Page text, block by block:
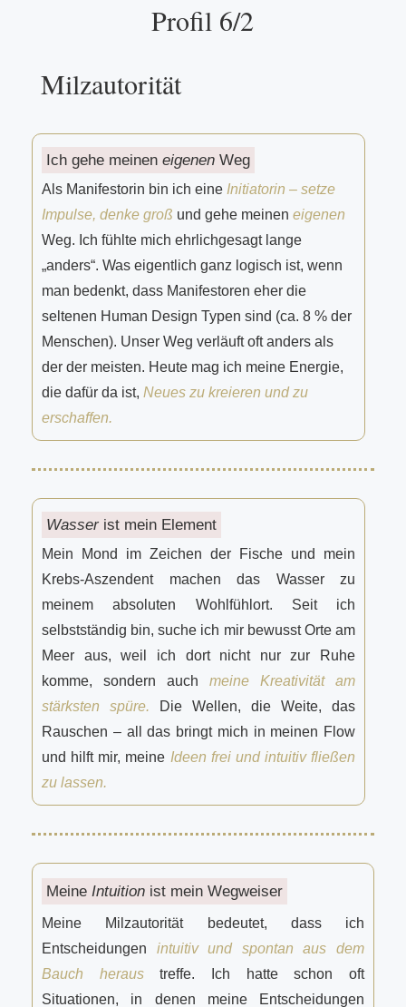
Profil 6/2
Milzautorität
Ich gehe meinen eigenen Weg
Als Manifestorin bin ich eine Initiatorin – setze
Impulse, denke groß und gehe meinen eigenen
Weg. Ich fühlte mich ehrlichgesagt lange
„anders“. Was eigentlich ganz logisch ist, wenn
man bedenkt, dass Manifestoren eher die
seltenen Human Design Typen sind (ca. 8 % der
Menschen). Unser Weg verläuft oft anders als
der der meisten. Heute mag ich meine Energie,
die dafür da ist, Neues zu kreieren und zu
erschaffen.
Wasser ist mein Element
Mein Mond im Zeichen der Fische und mein
Krebs-Aszendent machen das Wasser zu
meinem absoluten Wohlfühlort. Seit ich
selbstständig bin, suche ich mir bewusst Orte am
Meer aus, weil ich dort nicht nur zur Ruhe
komme, sondern auch meine Kreativität am
stärksten spüre.
Die Wellen, die Weite, das
Rauschen – all das bringt mich in meinen Flow
und hilft mir, meine Ideen frei und intuitiv fließen
zu lassen.
Meine Intuition ist mein Wegweiser
Meine Milzautorität bedeutet, dass ich
Entscheidungen intuitiv und spontan aus dem
Bauch heraustreffe. Ich hatte schon oft
Situationen, in denen meine Entscheidungen